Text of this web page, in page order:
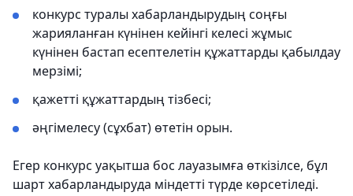
конкурс туралы хабарландырудың соңғы
жарияланған күнінен кейінгі келесі жұмыс
күнінен бастап есептелетін құжаттарды қабылдау
мерзімі;
қажетті құжаттардың тізбесі;
әңгімелесу (сұхбат) өтетін орын.
Егер конкурс уақытша бос лауазымға өткізілсе, бұл
шарт хабарландыруда міндетті түрде көрсетіледі.